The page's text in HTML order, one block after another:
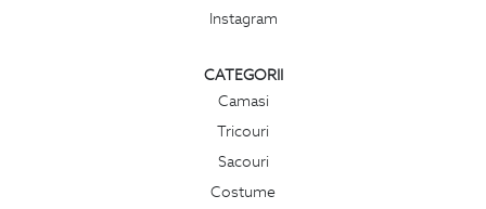
Instagram
CATEGORII
Camasi
Tricouri
Sacouri
Costume